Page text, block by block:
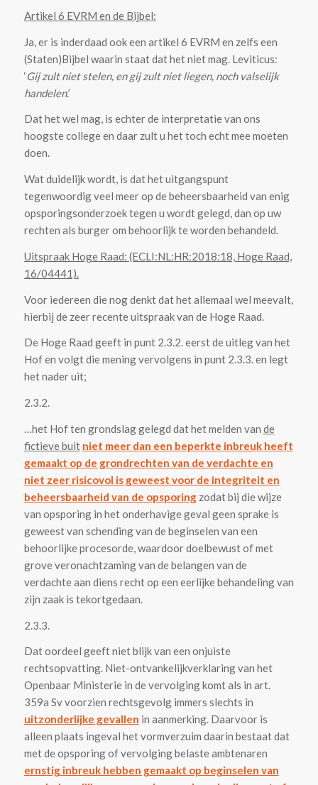
Artikel 6 EVRM en de Bijbel:
Ja, er is inderdaad ook een artikel 6 EVRM en zelfs een
(Staten)Bijbel waarin staat dat het niet mag. Leviticus:
‘Gij zult niet stelen, en gij zult niet liegen, noch valselijk
handelen’.
Dat het wel mag, is echter de interpretatie van ons
hoogste college en daar zult u het toch echt mee moeten
doen.
Wat duidelijk wordt, is dat het uitgangspunt
tegenwoordig veel meer op de beheersbaarheid van enig
opsporingsonderzoek tegen u wordt gelegd, dan op uw
rechten als burger om behoorlijk te worden behandeld.
Uitspraak Hoge Raad: (ECLI:NL:HR:2018:18, Hoge Raad,
16/04441).
Voor iedereen die nog denkt dat het allemaal wel meevalt,
hierbij de zeer recente uitspraak van de Hoge Raad.
De Hoge Raad geeft in punt 2.3.2. eerst de uitleg van het
Hof en volgt die mening vervolgens in punt 2.3.3. en legt
het nader uit;
2.3.2.
…het Hof ten grondslag gelegd dat het melden van de
fictieve buit niet meer dan een beperkte inbreuk heeft
gemaakt op de grondrechten van de verdachte en
niet zeer risicovol is geweest voor de integriteit en
beheersbaarheid van de opsporingzodat bij die wijze
van opsporing in het onderhavige geval geen sprake is
geweest van schending van de beginselen van een
behoorlijke procesorde, waardoor doelbewust of met
grove veronachtzaming van de belangen van de
verdachte aan diens recht op een eerlijke behandeling van
zijn zaak is tekortgedaan.
2.3.3.
Dat oordeel geeft niet blijk van een onjuiste
rechtsopvatting. Niet-ontvankelijkverklaring van het
Openbaar Ministerie in de vervolging komt als in art.
359a Sv voorzien rechtsgevolg immers slechts in
uitzonderlijke gevallen in aanmerking. Daarvoor is
alleen plaats ingeval het vormverzuim daarin bestaat dat
met de opsporing of vervolging belaste ambtenaren
ernstig inbreuk hebben gemaakt op beginselen van